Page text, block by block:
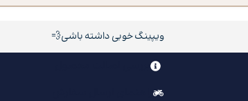
ویپینگ خوبی داشته باشی💨